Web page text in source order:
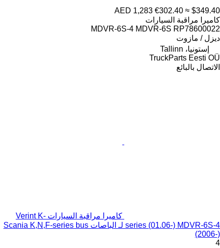
AED 1,283 €302.40 ≈ $349.40
كاميرا مراقبة السيارات
MDVR-6S-4 MDVR-6S RP78600022
ديزل / مازوت
إستونيا، Tallinn
TruckParts Eesti OÜ
الاتصال بالبائع
كاميرا مراقبة السيارات Verint K-
series (01.06-) MDVR-6S-4 لـ الباصات Scania K,N,F-series bus
(2006-)
4